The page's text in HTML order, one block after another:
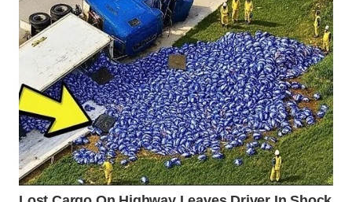
WALINKI
ID
MAWAKA
ID
MARTABAT
NET